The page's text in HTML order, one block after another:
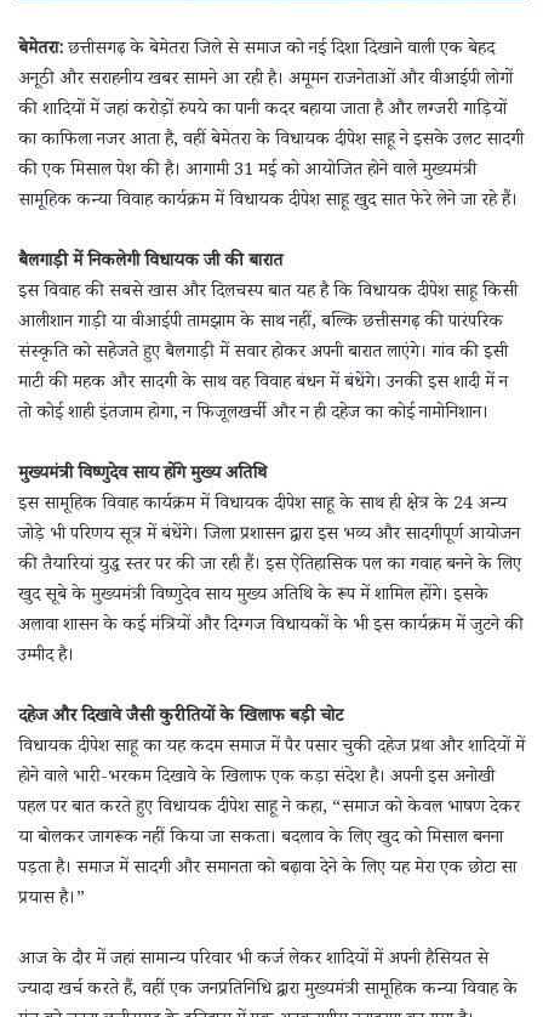
बेमेतरा:छत्तीसगढ़ के बेमेतरा जिले से समाज को नई दिशा दिखाने वाली एक बेहद
अनूठी और सराहनीय खबर सामने आ रही है। अमूमन राजनेताओं और वीआईपी लोगों
की शादियों में जहां करोड़ों रुपये का पानी कदर बहाया जाता है और लग्जरी गाड़ियों
का काफिला नजर आता है, वहीं बेमेतरा के विधायक दीपेश साहू ने इसके उलट सादगी
की एक मिसाल पेश की है। आगामी 31 मई को आयोजित होने वाले मुख्यमंत्री
सामूहिक कन्या विवाह कार्यक्रम में विधायक दीपेश साहू खुद सात फेरे लेने जा रहे हैं।
बैलगाड़ी में निकलेगी विधायक जी की बारात
इस विवाह की सबसे खास और दिलचस्प बात यह है कि विधायक दीपेश साहू किसी
आलीशान गाड़ी या वीआईपी तामझाम के साथ नहीं, बल्कि छत्तीसगढ़ की पारंपरिक
संस्कृति को सहेजते हुए बैलगाड़ी में सवार होकर अपनी बारात लाएंगे। गांव की इसी
माटी की महक और सादगी के साथ वह विवाह बंधन में बंधेंगे। उनकी इस शादी में न
तो कोई शाही इंतजाम होगा, न फिजूलखर्ची और न ही दहेज का कोई नामोनिशान।
मुख्यमंत्री विष्णुदेव साय होंगे मुख्य अतिथि
इस सामूहिक विवाह कार्यक्रम में विधायक दीपेश साहू के साथ ही क्षेत्र के 24 अन्य
जोड़े भी परिणय सूत्र में बंधेंगे। जिला प्रशासन द्वारा इस भव्य और सादगीपूर्ण आयोजन
की तैयारियां युद्ध स्तर पर की जा रही हैं। इस ऐतिहासिक पल का गवाह बनने के लिए
खुद सूबे के मुख्यमंत्री विष्णुदेव साय मुख्य अतिथि के रूप में शामिल होंगे। इसके
अलावा शासन के कई मंत्रियों और दिग्गज विधायकों के भी इस कार्यक्रम में जुटने की
उम्मीद है।
दहेज और दिखावे जैसी कुरीतियों के खिलाफ बड़ी चोट
विधायक दीपेश साहू का यह कदम समाज में पैर पसार चुकी दहेज प्रथा और शादियों में
होने वाले भारी-भरकम दिखावे के खिलाफ एक कड़ा संदेश है। अपनी इस अनोखी
पहल पर बात करते हुए विधायक दीपेश साहू ने कहा, “समाज को केवल भाषण देकर
या बोलकर जागरूक नहीं किया जा सकता। बदलाव के लिए खुद को मिसाल बनना
पड़ता है। समाज में सादगी और समानता को बढ़ावा देने के लिए यह मेरा एक छोटा सा
प्रयास है।”
आज के दौर में जहां सामान्य परिवार भी कर्ज लेकर शादियों में अपनी हैसियत से
ज्यादा खर्च करते हैं, वहीं एक जनप्रतिनिधि द्वारा मुख्यमंत्री सामूहिक कन्या विवाह के